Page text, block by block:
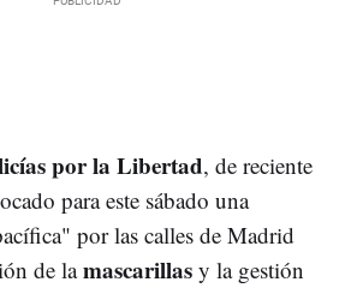
por la Libertad, de reciente
para este sábado una
por las calles de Madrid
de lamascarillas y la gestión